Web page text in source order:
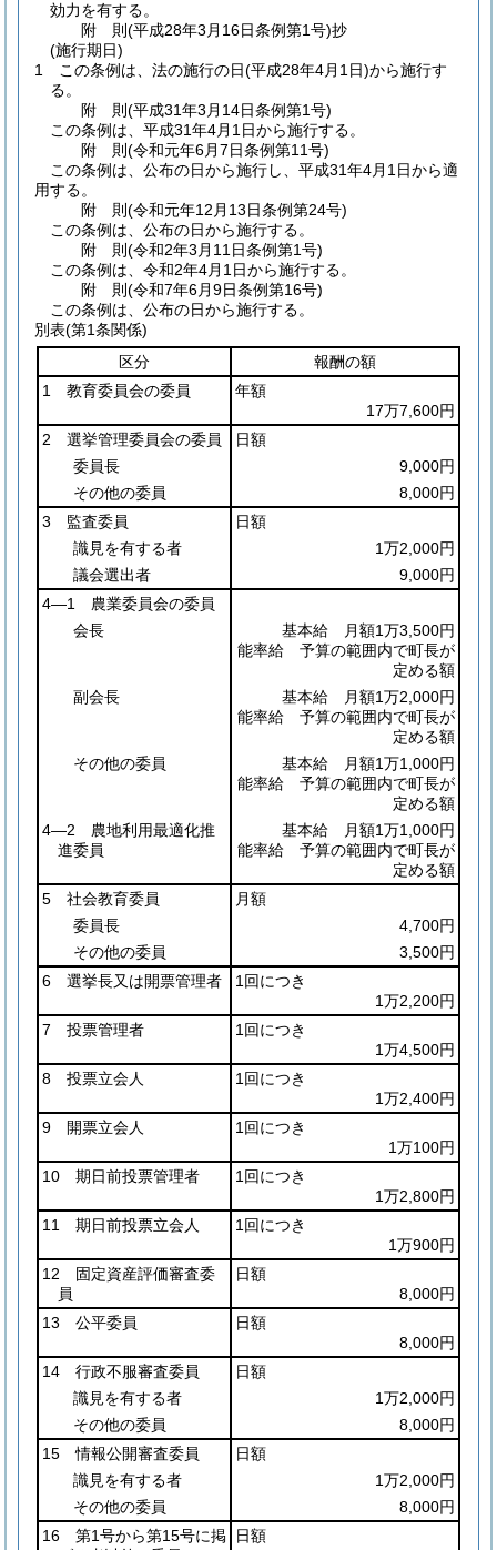
効力を有する。
附 則(平成28年3月16日条例第1号)抄
(施行期日)
1
この条例は、法の施行の日(平成28年4月1日)から施行す
る。
附 則(平成31年3月14日条例第1号)
この条例は、平成31年4月1日から施行する。
附 則(令和元年6月7日条例第11号)
この条例は、公布の日から施行し、平成31年4月1日から適
用する。
附 則(令和元年12月13日条例第24号)
この条例は、公布の日から施行する。
附 則(令和2年3月11日条例第1号)
この条例は、令和2年4月1日から施行する。
附 則(令和7年6月9日条例第16号)
この条例は、公布の日から施行する。
別表(第1条関係)
区分
報酬の額
1 教育委員会の委員
年額
17万7,600円
2 選挙管理委員会の委員
日額
委員長
9,000円
その他の委員
8,000円
3 監査委員
日額
識見を有する者
1万2,000円
議会選出者
9,000円
4―1 農業委員会の委員
会長
基本給 月額1万3,500円
能率給 予算の範囲内で町長が
定める額
副会長
基本給 月額1万2,000円
能率給 予算の範囲内で町長が
定める額
その他の委員
基本給 月額1万1,000円
能率給 予算の範囲内で町長が
定める額
4―2 農地利用最適化推
進委員
基本給 月額1万1,000円
能率給 予算の範囲内で町長が
定める額
5 社会教育委員
月額
委員長
4,700円
その他の委員
3,500円
6 選挙長又は開票管理者
1回につき
1万2,200円
7 投票管理者
1回につき
1万4,500円
8 投票立会人
1回につき
1万2,400円
9 開票立会人
1回につき
1万100円
10 期日前投票管理者
1回につき
1万2,800円
11 期日前投票立会人
1回につき
1万900円
12 固定資産評価審査委
員
日額
8,000円
13 公平委員
日額
8,000円
14 行政不服審査委員
日額
識見を有する者
1万2,000円
その他の委員
8,000円
15 情報公開審査委員
日額
識見を有する者
1万2,000円
その他の委員
8,000円
16 第1号から第15号に掲
日額